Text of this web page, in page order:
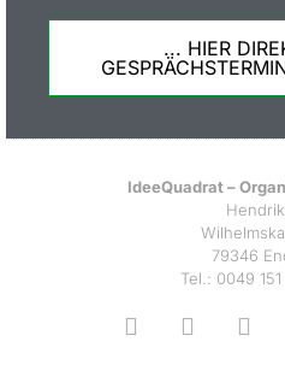
... HIER
IdeeQuadrat –
79346
Tel.: 0049